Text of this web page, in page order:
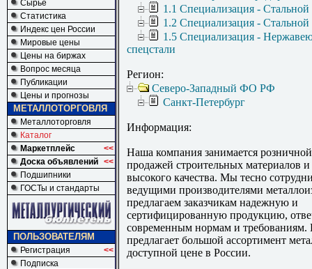
Сырье
Статистика
Индекс цен России
Мировые цены
Цены на биржах
Вопрос месяца
Публикации
Цены и прогнозы
МЕТАЛЛОТОРГОВЛЯ
Металлоторговля
Каталог
Маркетплейс
<<
Доска объявлений <<
Подшипники
ГОСТы и стандарты
ПОЛЬЗОВАТЕЛЯМ
Регистрация
<<
Подписка
1.1 Специализация - Стальной
1.2 Специализация -
1.5 Специализация -
спецстали
Регион:
Северо-Западный ФО РФ
Санкт-Петербург
Информация:
Наша компания занимается
продажей строительных материалов и
высокого качества. Мы тесно
ведущими производителями
предлагаем заказчикам надежную и
сертифицированную продукцию,
современным нормам и
предлагает большой ассортимент
доступной цене в России.